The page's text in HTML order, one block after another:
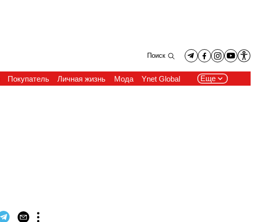
Поиск
Покупатель Личная жизнь Мода Ynet Global Еще